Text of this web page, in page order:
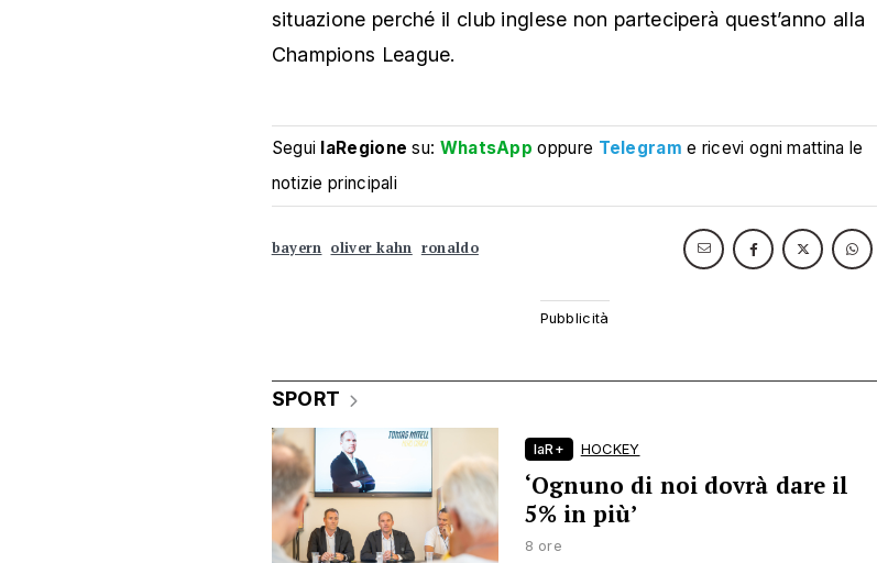
situazione perché il club inglese non parteciperà quest’anno alla
Champions League.
Segui laRegione su: WhatsApp oppure Telegram e ricevi ogni mattina le
notizie principali
bayern oliver kahn ronaldo
SPORT
laR+ HOCKEY
‘Ognuno di noi dovrà dare il
5% in più’
8 ore